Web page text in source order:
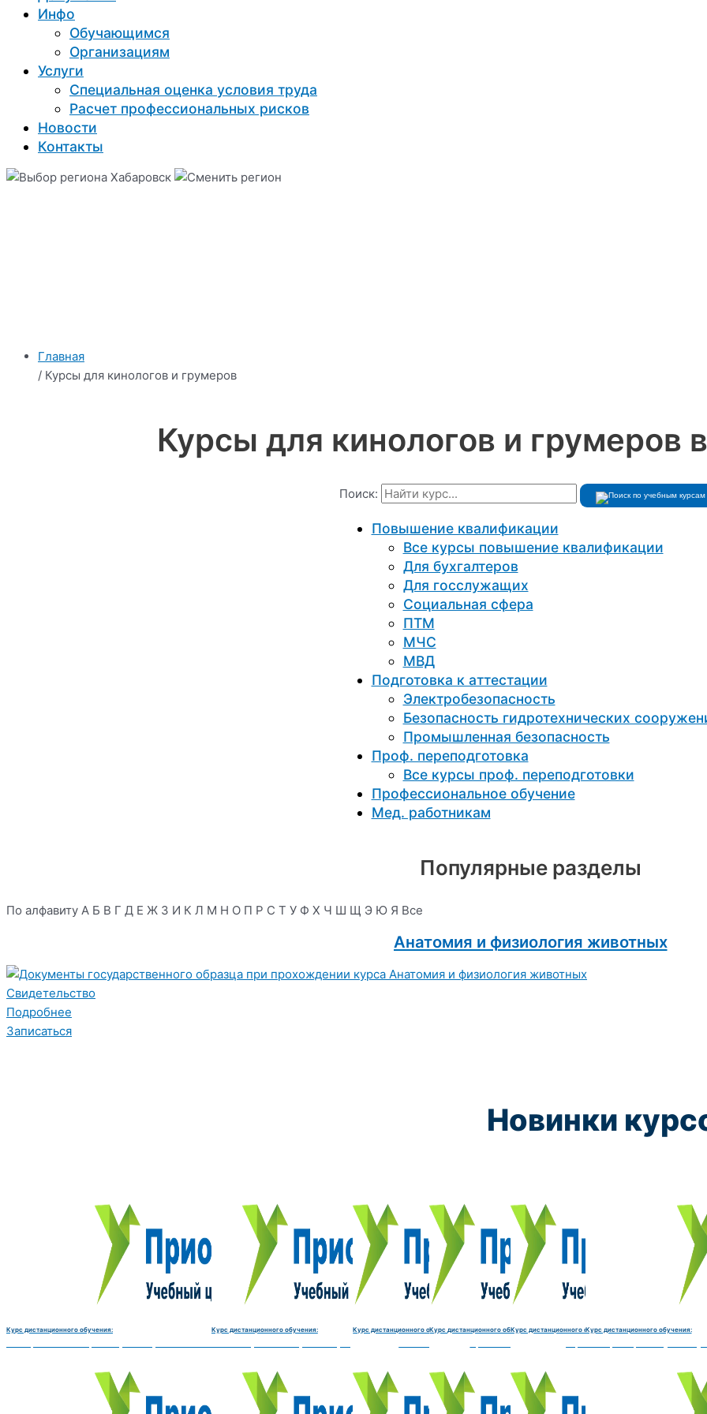
Инфо
Обучающимся
Организациям
Услуги
Специальная оценка условия труда
Расчет профессиональных рисков
Новости
Контакты
Хабаровск
Главная
/ Курсы для кинологов и грумеров
Курсы для кинологов и грумеров
Поиск:
Повышение квалификации
Все курсы повышение квалификации
Для бухгалтеров
Для госслужащих
Социальная сфера
ПТМ
МЧС
МВД
Подготовка к aттестации
Электробезопасность
Безопасность гидротехнических
Промышленная безопасность
Проф. переподготовка
Все курсы проф. переподготовки
Профессиональное обучение
Мед. работникам
Популярные разделы
По алфавиту А Б В Г Д Е Ж З И К Л М Н О П Р С Т У Ф Х Ч Ш Щ Э Ю Я Все
Анатомия и физиология животных
Свидетельство
Подробнее
Записаться
Новинки
Курс дистанционного обучения:
Курс обучения:
Электромеханик по ремонту и обслуживанию
9800 руб.
Курс дистанционного обучения:
Курс обучения:
Чистильщик металла, отливок, изделий и
9800 руб.
Курс дистанционного обучения:
Штамповщик-180 часов
9800 руб.
Курс дистанционного обучения:
Курс
Курс дистанционного обучения:Курс дистанционного обучения: